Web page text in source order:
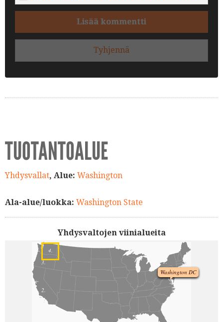
Lisää kommentti
Tyhjennä
TUOTANTOALUE
Yhdysvallat, Alue: Washington
Ala-alue/luokka: Washington State
Yhdysvaltojen viinialueita
Washington DC
1.
2.
3.
4.